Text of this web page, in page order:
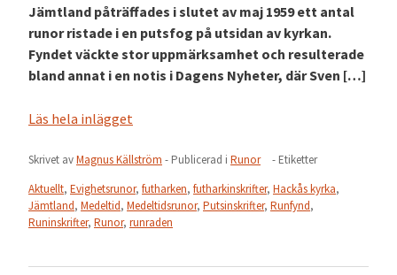
Jämtland påträffades i slutet av maj 1959 ett antal
runor ristade i en putsfog på utsidan av kyrkan.
Fyndet väckte stor uppmärksamhet och resulterade
bland annat i en notis i Dagens Nyheter, där Sven […]
Läs hela inlägget
Skrivet avMagnus Källström - Publicerad i Runor
- Etiketter
Aktuellt, Evighetsrunor, futharken, futharkinskrifter, Hackås kyrka,
Jämtland, Medeltid, Medeltidsrunor, Putsinskrifter, Runfynd,
Runinskrifter, Runor, runraden